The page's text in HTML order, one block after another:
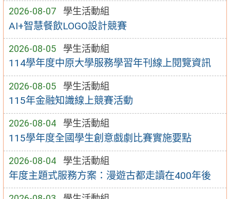
2026-08-07 學生活動組
AI+智慧餐飲LOGO設計競賽
2026-08-05 學生活動組
114學年度中原大學服務學習年刊線上閱覽資訊
2026-08-05 學生活動組
115年金融知識線上競賽活動
2026-08-04 學生活動組
115學年度全國學生創意戲劇比賽實施要點
2026-08-04 學生活動組
年度主題式服務方案：漫遊古都走讀在400年後